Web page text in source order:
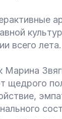
всего лета.
щедрого